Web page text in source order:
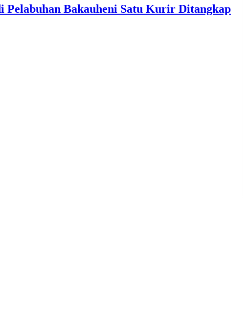
Bakauheni Satu Kurir Ditangkap